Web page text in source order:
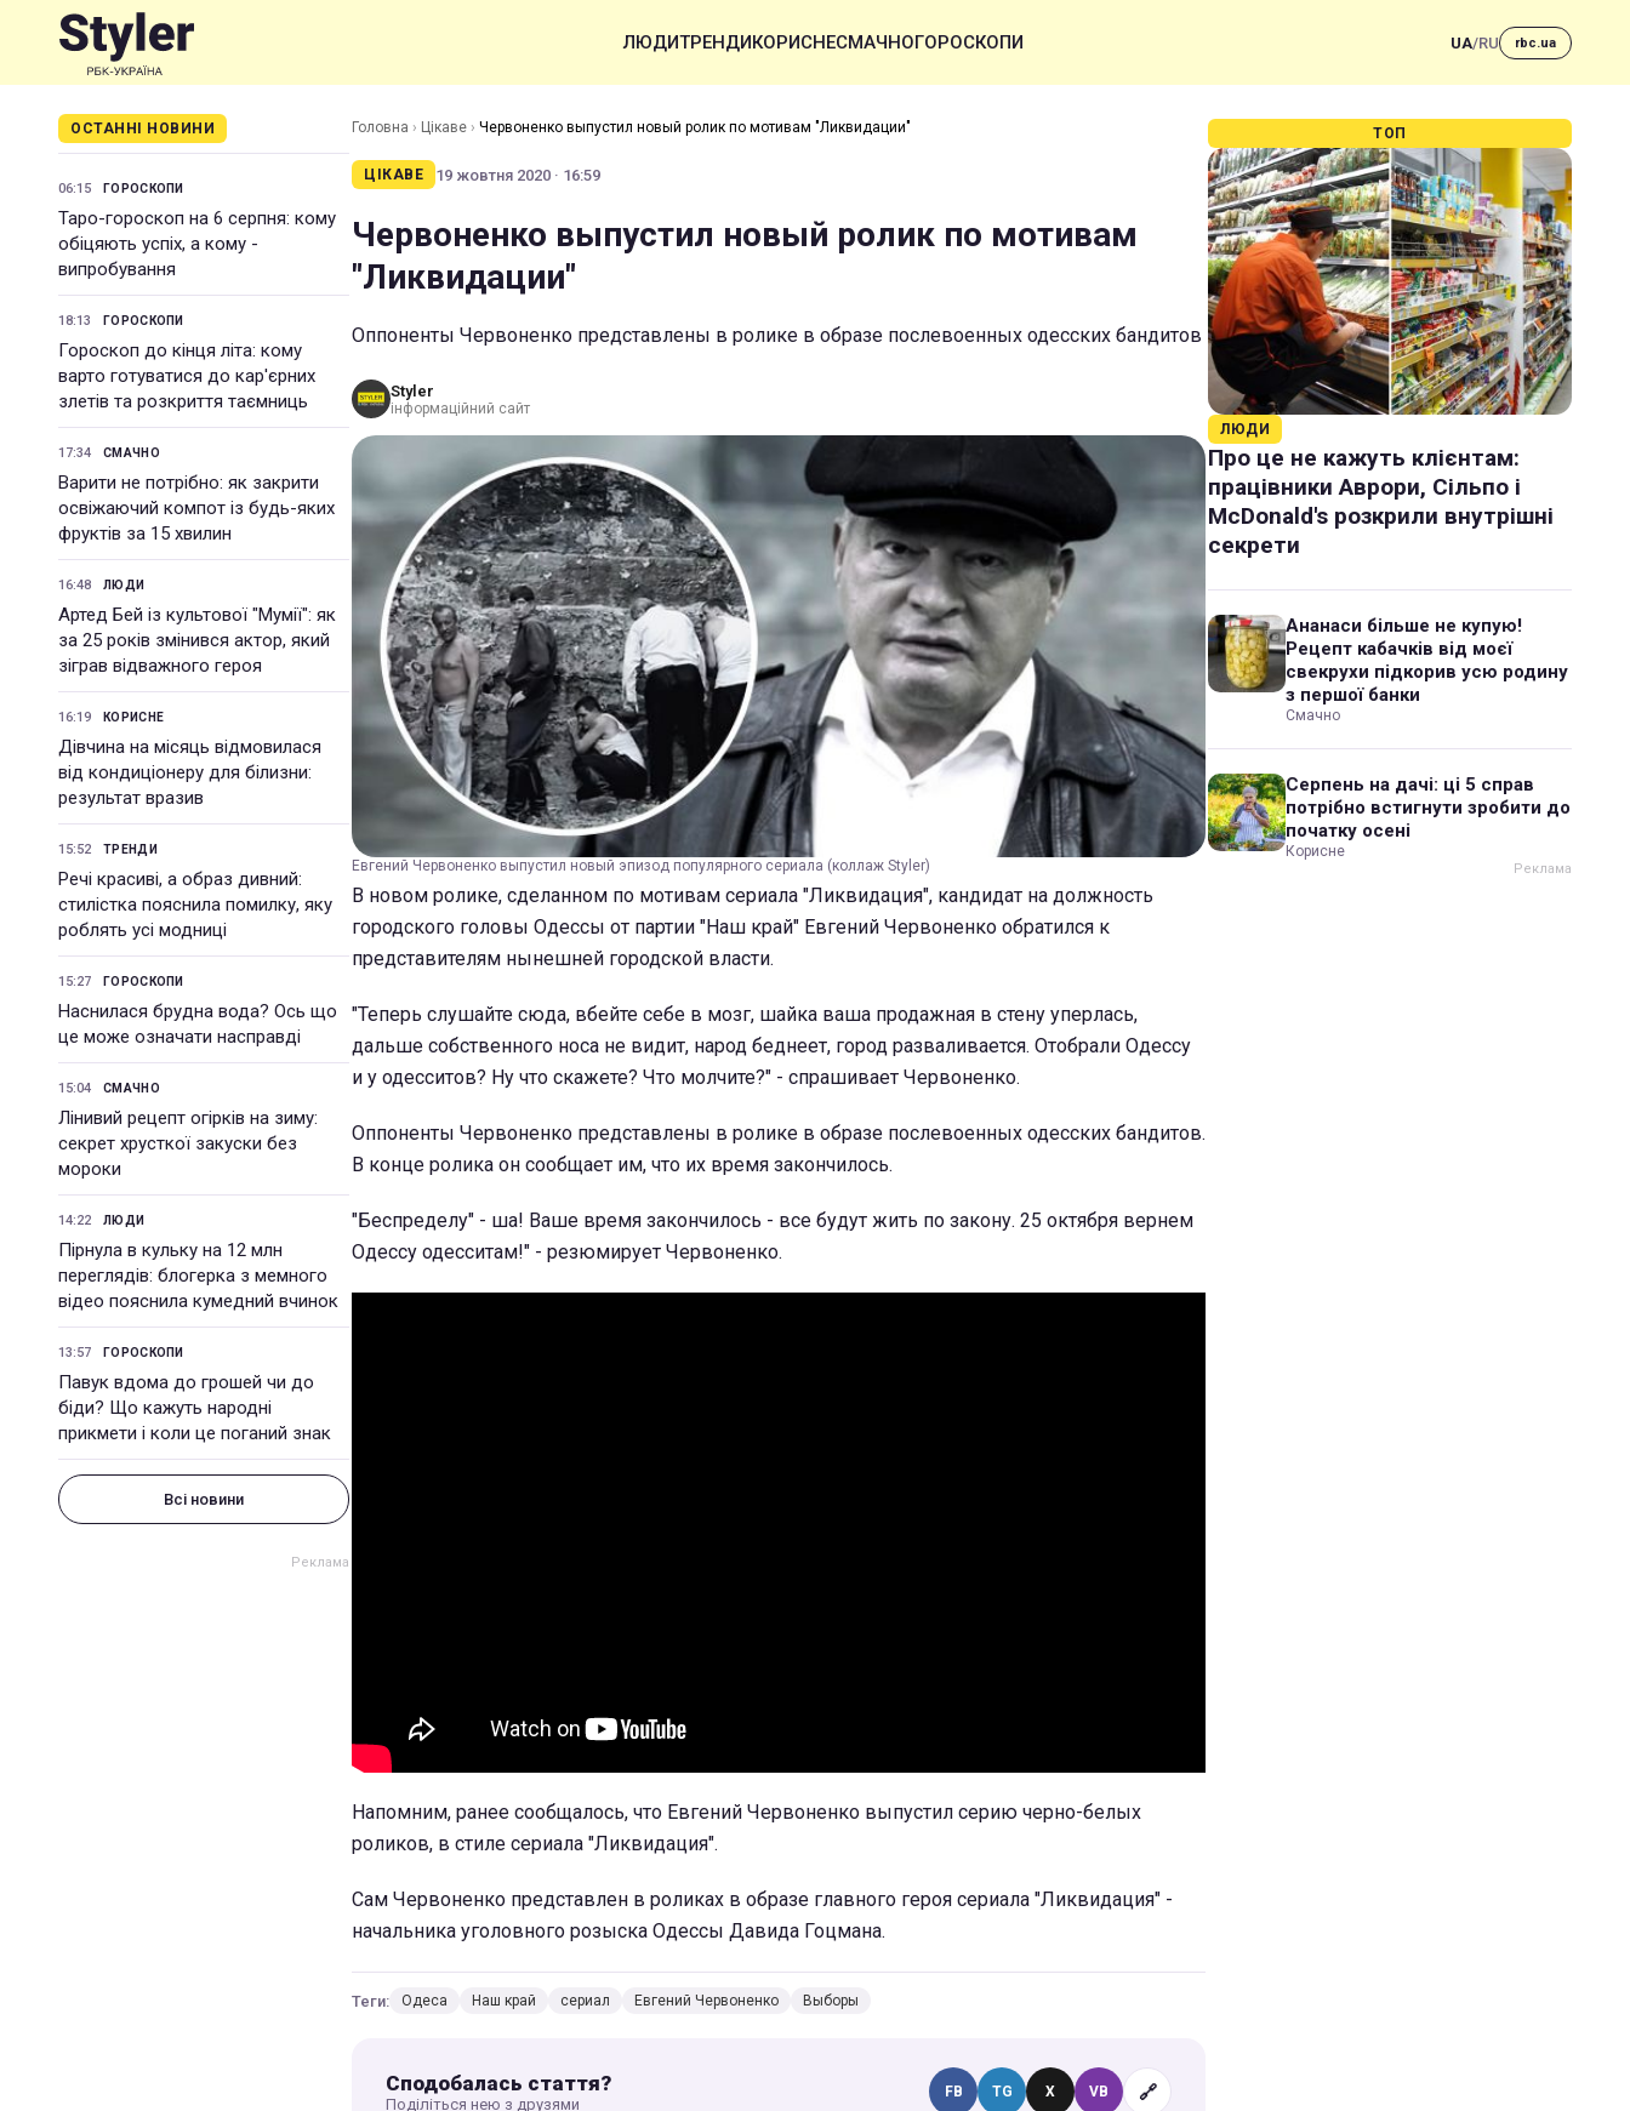
ЛЮДИТРЕНДИКОРИСНЕСМАЧНОГОРОСКОПИ UA/RU rbc.ua
ОСТАННІ НОВИНИ
06:15 ГОРОСКОПИ
Таро-гороскоп на 6 серпня: кому
обіцяють успіх, а кому -
випробування
18:13 ГОРОСКОПИ
Гороскоп до кінця літа: кому
варто готуватися до кар'єрних
злетів та розкриття таємниць
17:34 СМАЧНО
Варити не потрібно: як закрити
освіжаючий компот із будь-яких
фруктів за 15 хвилин
16:48 ЛЮДИ
Артед Бей із культової "Мумії": як
за 25 років змінився актор, який
зіграв відважного героя
16:19 КОРИСНЕ
Дівчина на місяць відмовилася
від кондиціонеру для білизни:
результат вразив
15:52 ТРЕНДИ
Речі красиві, а образ дивний:
стилістка пояснила помилку, яку
роблять усі модниці
15:27 ГОРОСКОПИ
Наснилася брудна вода? Ось що
це може означати насправді
15:04 СМАЧНО
Лінивий рецепт огірків на зиму:
секрет хрусткої закуски без
мороки
14:22 ЛЮДИ
Пірнула в кульку на 12 млн
переглядів: блогерка з мемного
відео пояснила кумедний вчинок
13:57 ГОРОСКОПИ
Павук вдома до грошей чи до
біди? Що кажуть народні
прикмети і коли це поганий знак
Всі новини
Головна › Цікаве › Червоненко выпустил новый ролик по мотивам "Ликвидации"
ЦІКАВЕ 19 жовтня 2020 · 16:59
Червоненко выпустил новый ролик по мотивам
"Ликвидации"
Оппоненты Червоненко представлены в ролике в образе послевоенных одесских бандитов
Styler
інформаційний сайт
Евгений Червоненко выпустил новый эпизод популярного сериала (коллаж Styler)
В новом ролике, сделанном по мотивам сериала "Ликвидация", кандидат на должность
городского головы Одессы от партии "Наш край" Евгений Червоненко обратился к
представителям нынешней городской власти.
"Теперь слушайте сюда, вбейте себе в мозг, шайка ваша продажная в стену уперлась,
дальше собственного носа не видит, народ беднеет, город разваливается. Отобрали Одессу
и у одесситов? Ну что скажете? Что молчите?" - спрашивает Червоненко.
Оппоненты Червоненко представлены в ролике в образе послевоенных одесских бандитов.
В конце ролика он сообщает им, что их время закончилось.
"Беспределу" - ша! Ваше время закончилось - все будут жить по закону. 25 октября вернем
Одессу одесситам!" - резюмирует Червоненко.
Напомним, ранее сообщалось, что Евгений Червоненко выпустил серию черно-белых
роликов, в стиле сериала "Ликвидация".
Сам Червоненко представлен в роликах в образе главного героя сериала "Ликвидация" -
начальника уголовного розыска Одессы Давида Гоцмана.
Теги: Одеса Наш край сериал Евгений Червоненко Выборы
Сподобалась стаття?
Поділіться нею з друзями
FB TG X VB 🔗
ТОП
ЛЮДИ
Про це не кажуть клієнтам:
працівники Аврори, Сільпо і
McDonald's розкрили внутрішні
секрети
Ананаси більше не купую!
Рецепт кабачків від моєї
свекрухи підкорив усю родину
з першої банки
Смачно
Серпень на дачі: ці 5 справ
потрібно встигнути зробити до
початку осені
Корисне